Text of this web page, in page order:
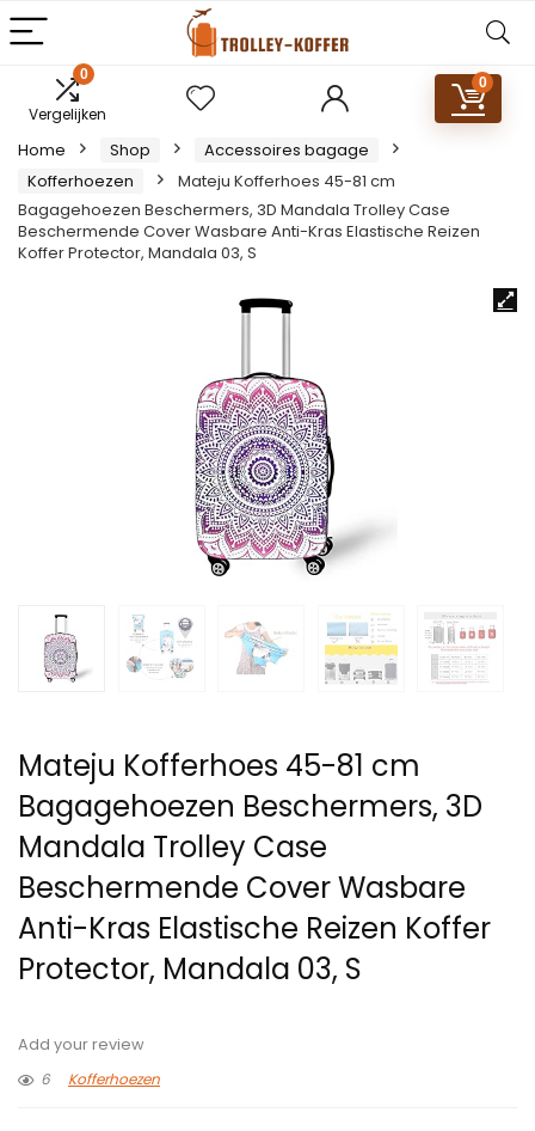
0
Vergelijken
0
Home Shop
Accessoires bagage
Kofferhoezen
Mateju Kofferhoes 45-81 cm
Bagagehoezen Beschermers, 3D Mandala Trolley Case
Beschermende Cover Wasbare Anti-Kras Elastische Reizen
Koffer Protector, Mandala 03, S
Mateju Kofferhoes 45-81 cm
Bagagehoezen Beschermers, 3D
Mandala Trolley Case
Beschermende Cover Wasbare
Anti-Kras Elastische Reizen Koffer
Protector, Mandala 03, S
Add your review
6
Kofferhoezen